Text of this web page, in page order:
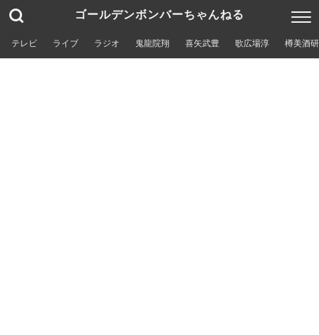
ゴールデンボンバーちゃんねる
テレビ ライブ ラジオ 鬼龍院翔 喜矢武豊 歌広場淳 樽美酒